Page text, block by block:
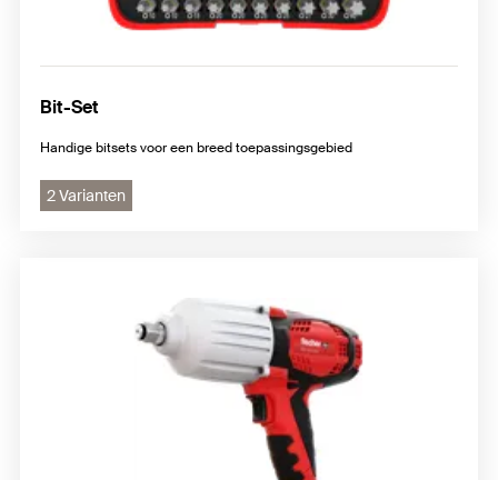
Bit-Set
Handige bitsets voor een breed toepassingsgebied
2 Varianten